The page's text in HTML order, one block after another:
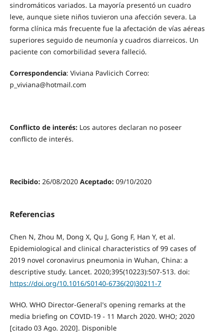
sindromáticos variados. La mayoría presentó un cuadro
leve, aunque siete niños tuvieron una afección severa. La
forma clínica más frecuente fue la afectación de vías aéreas
superiores seguido de neumonía y cuadros diarreicos. Un
paciente con comorbilidad severa falleció.
Correspondencia: Viviana Pavlicich Correo:
p_viviana@hotmail.com
Conflicto de interés: Los autores declaran no poseer
conflicto de interés.
Recibido:26/08/2020 Aceptado:09/10/2020
Referencias
Chen N, Zhou M, Dong X, Qu J, Gong F, Han Y, et al.
Epidemiological and clinical characteristics of 99 cases of
2019 novel coronavirus pneumonia in Wuhan, China: a
descriptive study. Lancet. 2020;395(10223):507-513. doi:
https://doi.org/10.1016/S0140-6736(20)30211-7
WHO. WHO Director-General's opening remarks at the
media briefing on COVID-19 - 11 March 2020. WHO; 2020
[citado 03 Ago. 2020]. Disponible